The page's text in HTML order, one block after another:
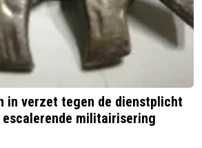
in verzet tegen de dienstplicht
militairisering